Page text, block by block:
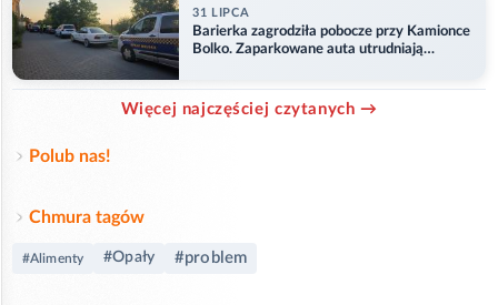
31 LIPCA
Barierka zagrodziła pobocze przy Kamionce
Bolko. Zaparkowane auta utrudniają
Więcej najczęściej czytanych →
Polub nas!
Chmura tagów
#Alimenty #Opały #problem